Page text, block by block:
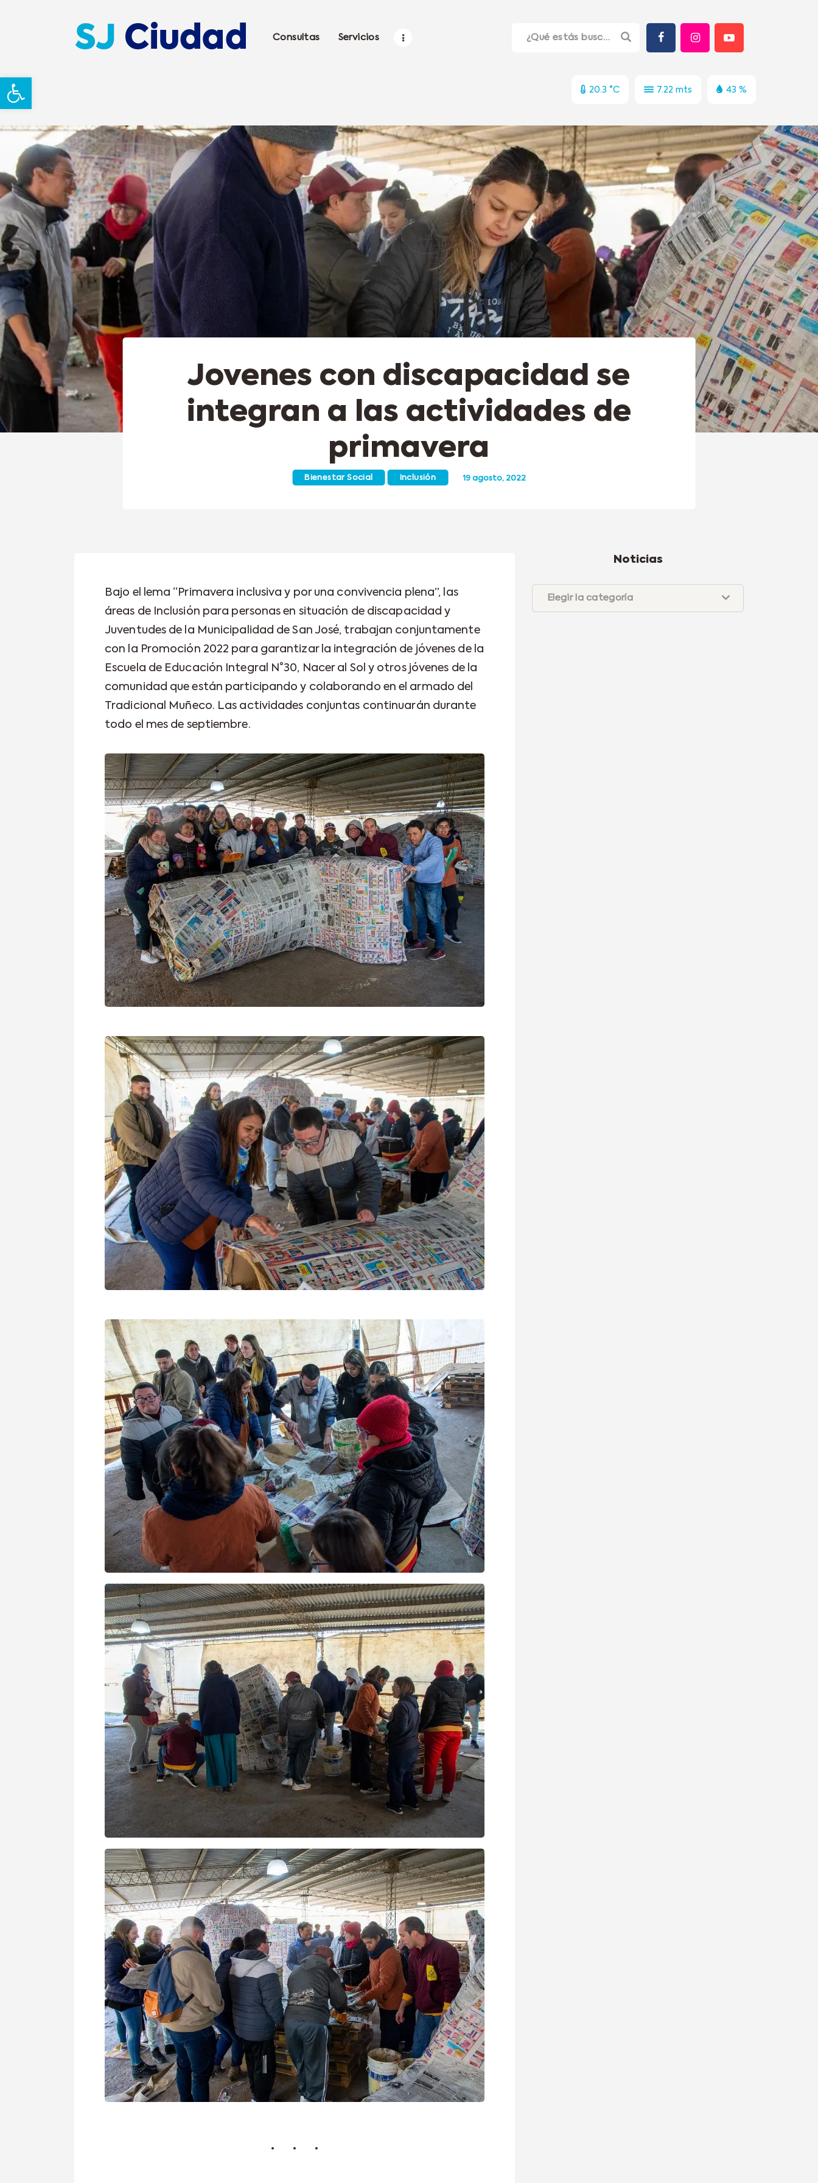
Abrir barra de herramientas
Consultas Servicios
20.3 °C 7.22 mts 43 %
Jovenes con discapacidad se
integran a las actividades de
primavera
Bienestar Social Inclusión 19 agosto, 2022
Bajo el lema “Primavera inclusiva y por una convivencia plena”, las
áreas de Inclusión para personas en situación de discapacidad y
Juventudes de la Municipalidad de San José, trabajan conjuntamente
con la Promoción 2022 para garantizar la integración de jóvenes de la
Escuela de Educación Integral N°30, Nacer al Sol y otros jóvenes de la
comunidad que están participando y colaborando en el armado del
Tradicional Muñeco. Las actividades conjuntas continuarán durante
todo el mes de septiembre.
Noticias